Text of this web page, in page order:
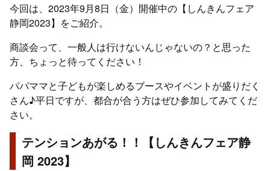
今回は、2023年9月8日（金）開催中の【しんきんフェア
静岡2023】をご紹介。
商談会って、一般人は行けないんじゃないの？と思った
方、ちょっと待ってください！
パパママと子どもが楽しめるブースやイベントが盛りだく
さん♪平日ですが、都合が合う方はぜひ参加してみてくだ
さい。
テンションあがる！！【しんきんフェア静
岡 2023】